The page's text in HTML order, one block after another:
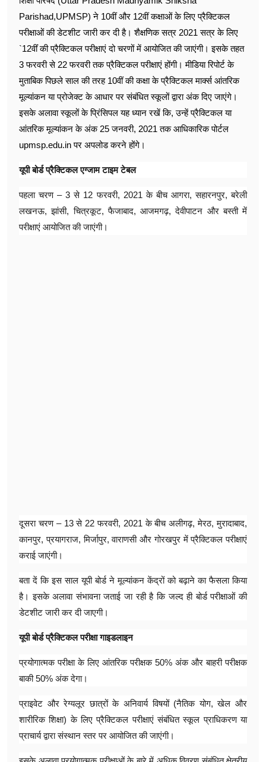
Parishad,UPMSP) ने 10वीं और 12वीं कक्षाओं के लिए प्रैक्टिकल
परीक्षाओं की डेटशीट जारी कर दी है। शैक्षणिक सत्र 2021 सत्र के लिए
`12वींं की प्रैक्टिकल परीक्षाएं दो चरणों में आयोजित की जाएंगी। इसके तहत
3 फरवरी से 22 फरवरी तक प्रैक्टिकल परीक्षाएं होंगी। मीडिया रिपोर्ट के
मुताबिक पिछले साल की तरह 10वीं की कक्षा के प्रैक्टिकल मार्क्स आंतरिक
मूल्यांकन या प्रोजेक्ट के आधार पर संबंधित स्कूलों द्वारा अंक दिए जाएंगे।
इसके अलावा स्कूलों के प्रिंसिपल यह ध्यान रखें कि, उन्हें प्रैक्टिकल या
आंतरिक मूल्यांकन के अंक 25 जनवरी, 2021 तक आधिकारिक पोर्टल
upmsp.edu.in पर अपलोड करने होंगे।
यूपी बोर्ड प्रैक्टिकल एग्जाम टाइम टेबल
पहला चरण – 3 से 12 फरवरी, 2021 के बीच आगरा, सहारनपुर, बरेली
लखनऊ, झांसी, चित्रकूट, फैजाबाद, आजमगढ़, देवीपाटन और बस्ती में
परीक्षाएं आयोजित की जाएंगी।
दूसरा चरण – 13 से 22 फरवरी, 2021 के बीच अलीगढ़, मेरठ, मुरादाबाद,
कानपुर, प्रयागराज, मिर्जापुर, वाराणसी और गोरखपुर में प्रैक्टिकल परीक्षाएं
कराई जाएंगी।
बता दें कि इस साल यूपी बोर्ड ने मूल्यांकन केंद्रों को बढ़ाने का फैसला किया
है। इसके अलावा संभावना जताई जा रही है कि जल्द ही बोर्ड परीक्षाओं की
डेटशीट जारी कर दी जाएगी।
यूपी बोर्ड प्रैक्टिकल परीक्षा गाइडलाइन
प्रयोगात्मक परीक्षा के लिए आंतरिक परीक्षक 50% अंक और बाहरी परीक्षक
बाकी 50% अंक देगा।
प्राइवेट और रेग्यलूर छात्रों के अनिवार्य विषयों (नैतिक योग, खेल और
शारीरिक शिक्षा) के लिए प्रैक्टिकल परीक्षाएं संबंधित स्कूल प्राधिकरण या
प्राचार्य द्वारा संस्थान स्तर पर आयोजित की जाएंगी।